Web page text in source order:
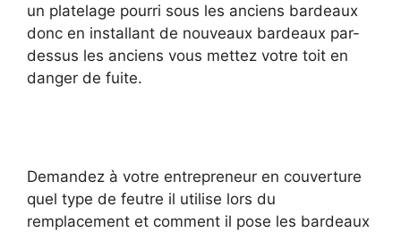
un platelage pourri sous les anciens bardeaux
donc en installant de nouveaux bardeaux par-
dessus les anciens vous mettez votre toit en
danger de fuite.
Demandez à votre entrepreneur en couverture
quel type de feutre il utilise lors du
remplacement et comment il pose les bardeaux